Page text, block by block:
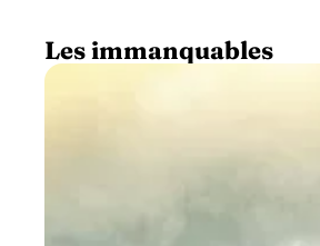
Les immanquables